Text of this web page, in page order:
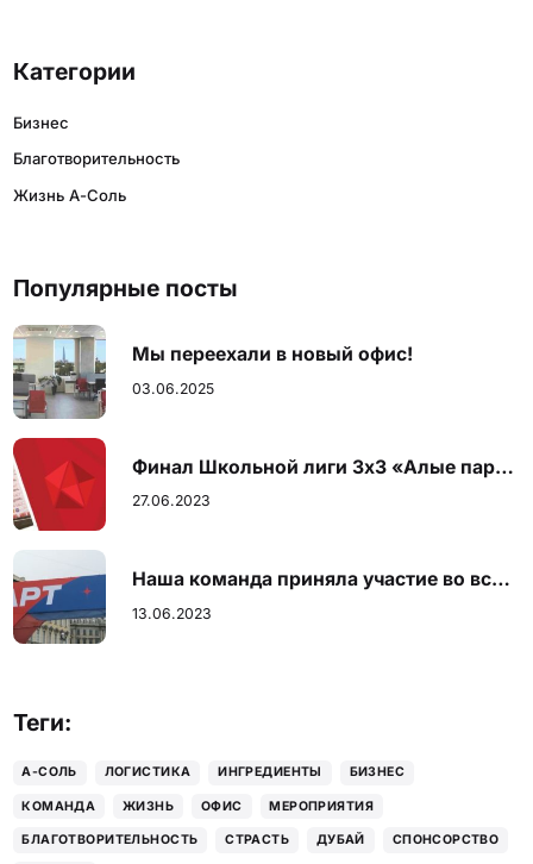
Категории
Бизнес
Благотворительность
Жизнь А-Соль
Популярные посты
Мы переехали в новый офис!
03.06.2025
Финал Школьной лиги 3х3 «Алые паруса»
27.06.2023
Наша команда приняла участие во всероссийском полумарафоне
13.06.2023
Теги:
А-СОЛЬ ЛОГИСТИКА ИНГРЕДИЕНТЫ БИЗНЕС
КОМАНДА ЖИЗНЬ ОФИС МЕРОПРИЯТИЯ
БЛАГОТВОРИТЕЛЬНОСТЬ СТРАСТЬ ДУБАЙ СПОНСОРСТВО